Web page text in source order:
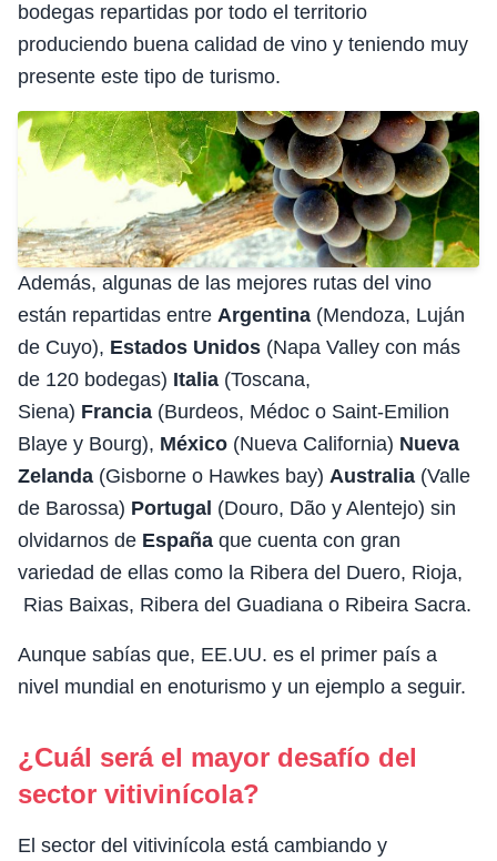
bodegas repartidas por todo el territorio
produciendo buena calidad de vino y teniendo muy
presente este tipo de turismo.
Además, algunas de las mejores rutas del vino
están repartidas entre Argentina (Mendoza, Luján
de Cuyo), Estados Unidos (Napa Valley con más
de 120 bodegas) Italia (Toscana,
Siena) Francia (Burdeos, Médoc o Saint-Emilion
Blaye y Bourg), México (Nueva California) Nueva
Zelanda (Gisborne o Hawkes bay) Australia (Valle
de Barossa) Portugal (Douro, Dão y Alentejo) sin
olvidarnos de España que cuenta con gran
variedad de ellas como la Ribera del Duero, Rioja,
Rias Baixas, Ribera del Guadiana o Ribeira Sacra.
Aunque sabías que, EE.UU. es el primer país a
nivel mundial en enoturismo y un ejemplo a seguir.
¿Cuál será el mayor desafío del
sector vitivinícola?
El sector del vitivinícola está cambiando y